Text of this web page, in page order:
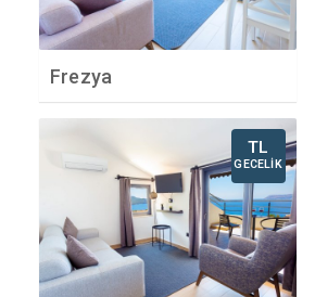
Frezya
TL
GECELİK